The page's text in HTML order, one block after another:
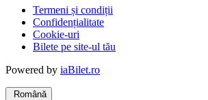
Termeni și condiții
Confidențialitate
Cookie-uri
Bilete pe site-ul tău
Powered by iaBilet.ro
Română